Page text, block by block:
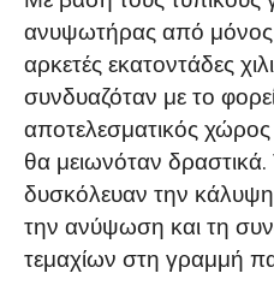
ανυψωτήρας από
αρκετές εκατοντάδες
συνδυαζόταν με το
αποτελεσματικός
θα μειωνόταν δραστικά.
δυσκόλευαν την
την ανύψωση και τη
τεμαχίων στη γραμμή